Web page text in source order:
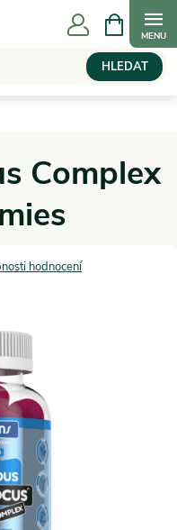
HLEDAT
NÁKUPNÍ
KOŠÍK
Complex
hodnocení